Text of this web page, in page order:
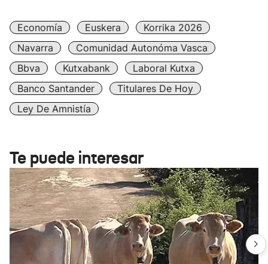
Economía Euskera
Korrika 2026
Navarra
Comunidad Autonóma Vasca
Bbva
Kutxabank
Laboral Kutxa
Banco Santander
Titulares De Hoy
Ley De Amnistía
Te puede interesar